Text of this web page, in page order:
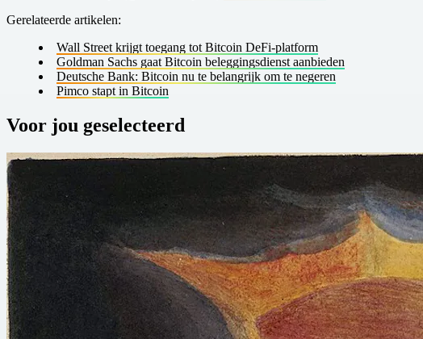
Gerelateerde artikelen:
Wall Street krijgt toegang tot Bitcoin DeFi-platform
Goldman Sachs gaat Bitcoin beleggingsdienst aanbieden
Deutsche Bank: Bitcoin nu te belangrijk om te negeren
Pimco stapt in Bitcoin
Voor jou geselecteerd